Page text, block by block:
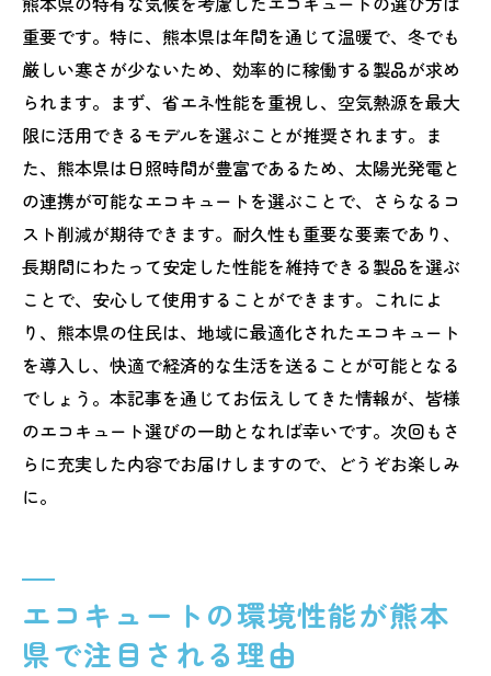
エコキュートに搭載される先端技術の活用
熊本の未来を創るエコキュートの可能性
重要です。特に、熊本県は年間を通じて温暖で、冬でも
厳しい寒さが少ないため、効率的に稼働する製品が求め
られます。まず、省エネ性能を重視し、空気熱源を最大
限に活用できるモデルを選ぶことが推奨されます。ま
た、熊本県は日照時間が豊富であるため、太陽光発電と
の連携が可能なエコキュートを選ぶことで、さらなるコ
スト削減が期待できます。耐久性も重要な要素であり、
長期間にわたって安定した性能を維持できる製品を選ぶ
ことで、安心して使用することができます。これによ
り、熊本県の住民は、地域に最適化されたエコキュート
を導入し、快適で経済的な生活を送ることが可能となる
でしょう。本記事を通じてお伝えしてきた情報が、皆様
のエコキュート選びの一助となれば幸いです。次回もさ
らに充実した内容でお届けしますので、どうぞお楽しみ
に。
エコキュートの環境性能が熊本
県で注目される理由